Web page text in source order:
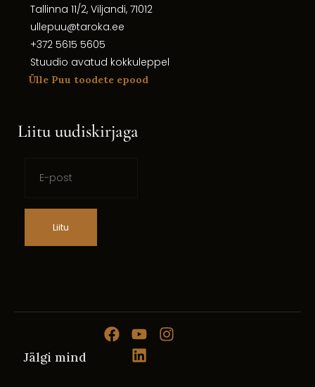
Tallinna 11/2, Viljandi, 71012
ullepuu@taroka.ee
+372 5615 5605
Stuudio avatud kokkuleppel
Ülle Puu toodete epood
Liitu uudiskirjaga
Liitu
Jälgi mind